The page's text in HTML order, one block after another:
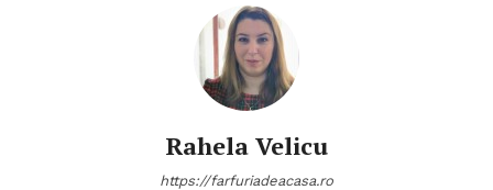
Rahela Velicu
https://farfuriadeacasa.ro